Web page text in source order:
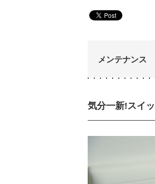
メンテナンス
気分一新!スイ